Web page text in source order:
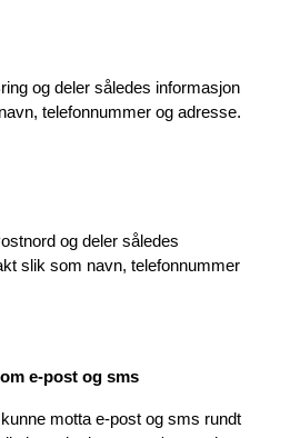
og deler således informasjon
telefonnummer og adresse.
og deler således
slik som navn, telefonnummer
e-post og sms
motta e-post og sms rundt